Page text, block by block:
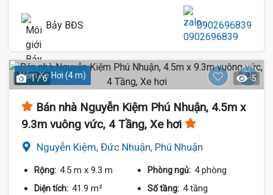
Bảy BĐS 0902696839
Hẻm Xe Hơi (4 m)
1 / 6 5
Bán nhà Nguyễn Kiệm Phú Nhuận, 4.5m x
9.3m vuông vức, 4 Tầng, Xe hơi
Nguyễn Kiệm, Đức Nhuận, Phú Nhuận
Rộng: 4.5 m x 9.3 m Phòng ngủ: 4 phòng
Diện tích: 41.9 m² Số tầng: 4 tầng